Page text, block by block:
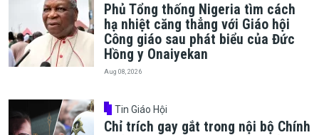
Phủ Tổng thống Nigeria tìm cách
hạ nhiệt căng thẳng với Giáo hội
Công giáo sau phát biểu của Đức
Hồng y Onaiyekan
Aug 08, 2026
Tin Giáo Hội
Chỉ trích gay gắt trong nội bộ Chính